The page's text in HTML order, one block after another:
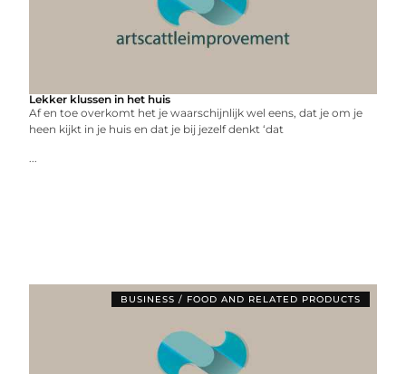
Lekker klussen in het huis
Af en toe overkomt het je waarschijnlijk wel eens, dat je om je
heen kijkt in je huis en dat je bij jezelf denkt ‘dat
...
BUSINESS / FOOD AND RELATED PRODUCTS